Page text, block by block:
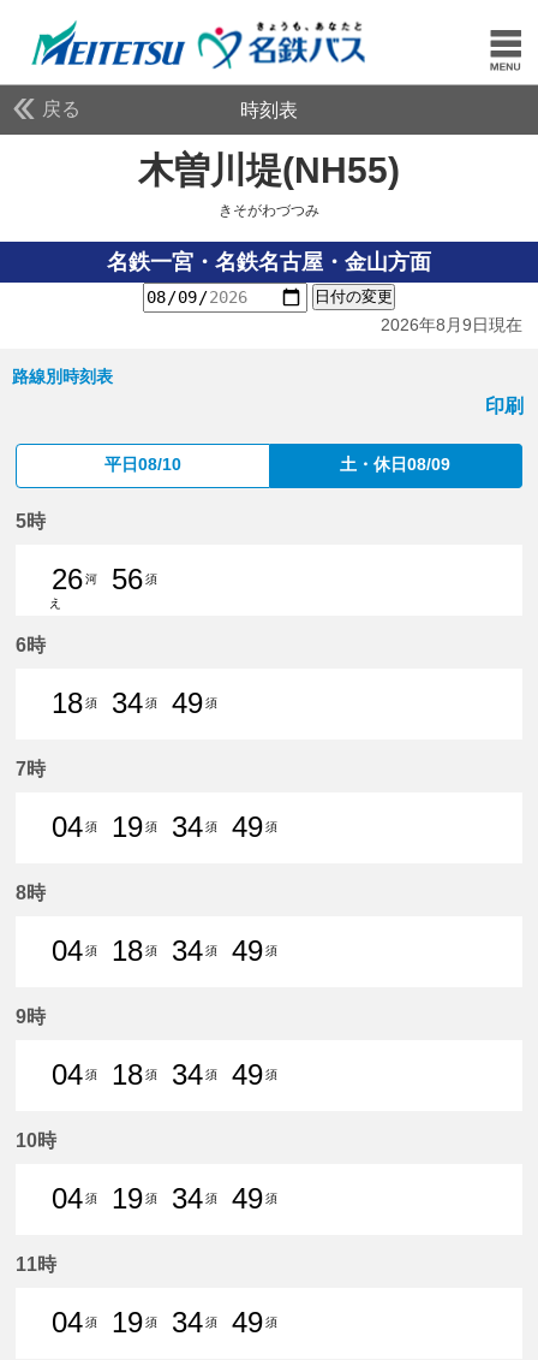
戻る 時刻表
木曽川堤(NH55)
きそがわづつみ
名鉄一宮・名鉄名古屋・金山方面
日付の変更
2026年8月9日現在
路線別時刻表
印刷
平日08/10 土・休日08/09
5時
26河
え
56須
6時
18須
34須
49須
7時
04須
19須
34須
49須
8時
04須
18須
34須
49須
9時
04須
18須
34須
49須
10時
04須
19須
34須
49須
11時
04須
19須
34須
49須